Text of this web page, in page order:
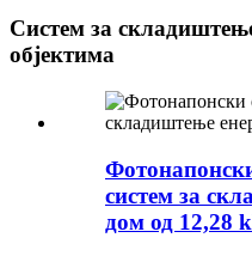
Систем за
објектима
систем за
дом од 12,28